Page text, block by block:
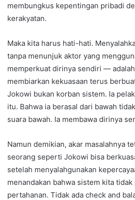
membungkus kepentingan pribadi
kerakyatan.
Maka kita harus hati-hati.
tanpa menunjuk aktor yang
memperkuat dirinya sendiri —
membiarkan kekuasaan terus
Jokowi bukan korban sistem. Ia
itu. Bahwa ia berasal dari bawah
suara bawah. Ia membawa dirinya
Namun demikian, akar masalahnya
seorang seperti Jokowi bisa
setelah menyalahgunakan
menandakan bahwa sistem kita
pertahanan. Tidak ada check and